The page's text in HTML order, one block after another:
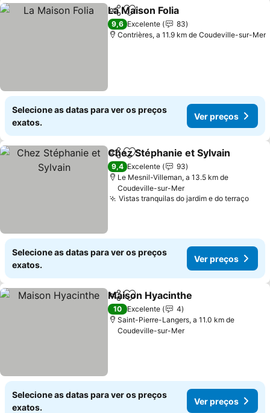
PartilharAdicionar aos favoritos
La Maison Folia
9,6 Excelente
83
Contrières, a 11.9 km de Coudeville-sur-Mer
Selecione as datas para ver os preços
exatos.
Ver preços
PartilharAdicionar aos favoritos
Chez Stéphanie et Sylvain
9,4 Excelente
93
Le Mesnil-Villeman, a 13.5 km de
Coudeville-sur-Mer
Vistas tranquilas do jardim e do terraçoVer
Selecione as datas para ver os preços
exatos.
Ver preços
PartilharAdicionar aos favoritos
Maison Hyacinthe
10 Excelente
4
Saint-Pierre-Langers, a 11.0 km de
Coudeville-sur-Mer
Selecione as datas para ver os preços
exatos.
Ver preços